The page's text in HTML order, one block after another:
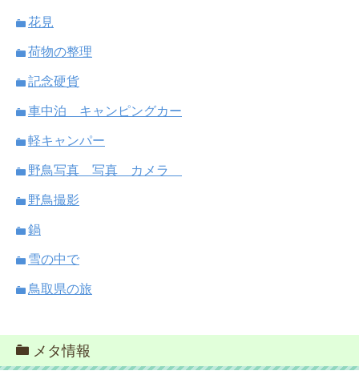
花見
荷物の整理
記念硬貨
車中泊 キャンピングカー
軽キャンパー
野鳥写真 写真 カメラ
野鳥撮影
鍋
雪の中で
鳥取県の旅
メタ情報